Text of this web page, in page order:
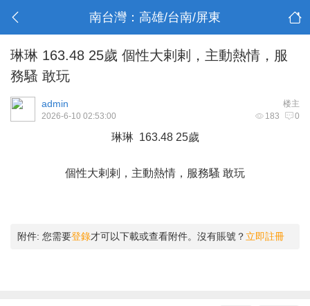
南台灣：高雄/台南/屏東
琳琳 163.48 25歲 個性大剌剌，主動熱情，服
務騷 敢玩
楼主
admin
183 0
2026-6-10 02:53:00
琳琳 163.48 25歲
個性大剌剌，主動熱情，服務騷 敢玩
附件: 您需要登錄才可以下載或查看附件。沒有賬號？ 立即註冊